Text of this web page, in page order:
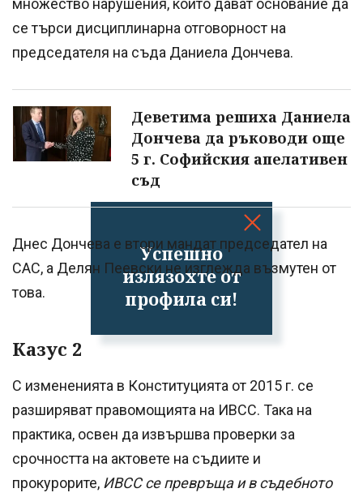
Успешно
излязохте от
профила си!
се търси дисциплинарна отговорност на
председателя на съда Даниела Дончева.
Деветима решиха Даниела
Дончева да ръководи още
5 г. Софийския апелативен
съд
Днес Дончева е втори мандат председател на
САС, а Делян Пеевски не изглежда възмутен от
това.
Казус 2
С измененията в Конституцията от 2015 г. се
разширяват правомощията на ИВСС. Така на
практика, освен да извършва проверки за
срочността на актовете на съдиите и
прокурорите, ИВСС се превръща и в съдебното